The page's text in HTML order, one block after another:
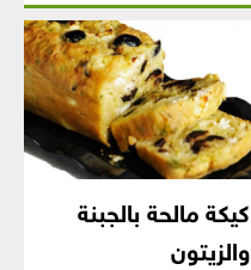
كيكة مالحة بالجبنة
والزيتون